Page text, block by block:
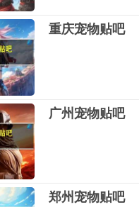
重庆宠物贴吧
广州宠物贴吧
郑州宠物贴吧